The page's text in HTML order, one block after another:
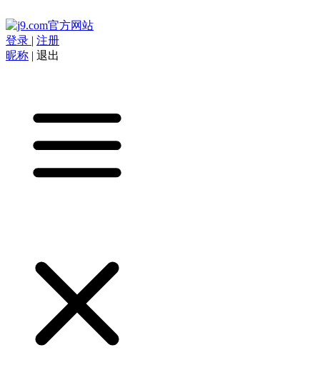
登录 | 注册
昵称 | 退出